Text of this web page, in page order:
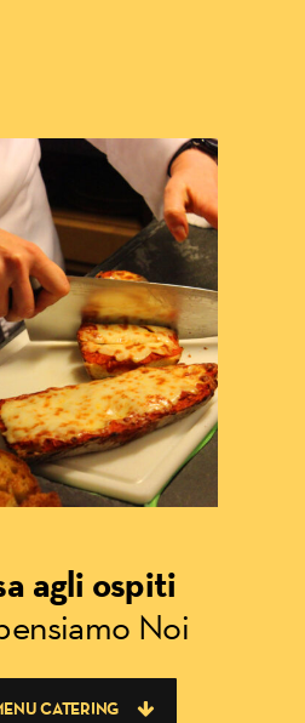
agli ospiti
Noi
CATERING